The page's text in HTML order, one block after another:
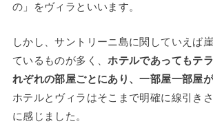
の」をヴィラといいます。
しかし、サントリーニ島に関していえば
ているものが多く、ホテルであってもテ
れぞれの部屋ごとにあり、一部屋一部屋
ホテルとヴィラはそこまで明確に線引き
に感じました。